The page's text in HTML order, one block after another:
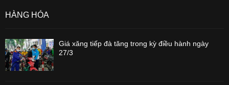
HÀNG HÓA
Giá xăng tiếp đà tăng trong kỳ điều hành ngày
27/3